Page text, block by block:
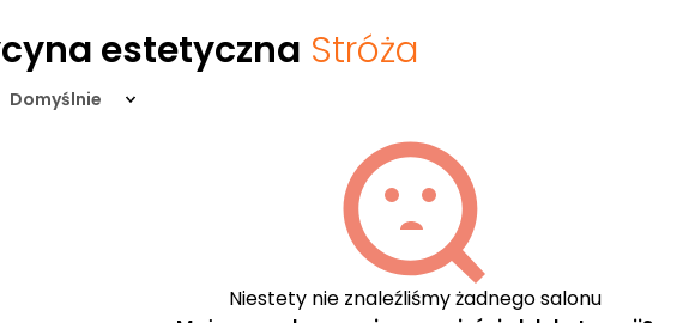
estetyczna Stróża
Domyślnie
Niestety nie znaleźliśmy żadnego salonu